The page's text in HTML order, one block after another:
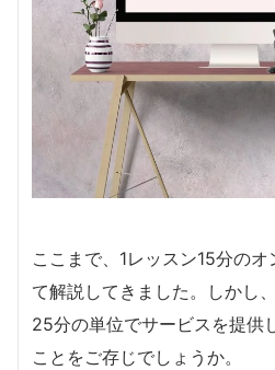
ここまで、1レッスン15分の
て解説してきました。しかし
25分の単位でサービスを提供
ことをご存じでしょうか。